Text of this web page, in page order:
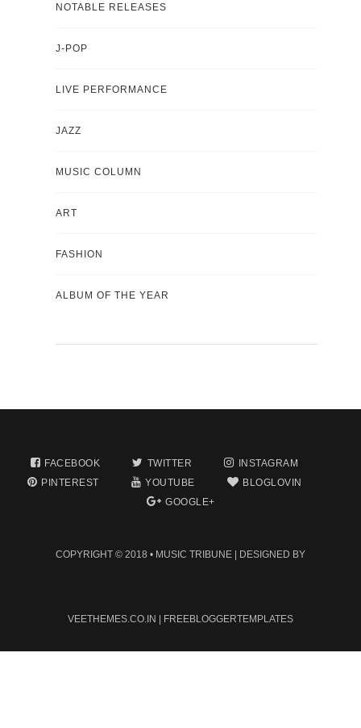
NOTABLE RELEASES
J-POP
LIVE PERFORMANCE
JAZZ
MUSIC COLUMN
ART
FASHION
ALBUM OF THE YEAR
FACEBOOK TWITTER
INSTAGRAM
PINTEREST
YOUTUBE
BLOGLOVIN
GOOGLE+
COPYRIGHT © 2018 • MUSIC TRIBUNE | DESIGNED BY
VEETHEMES.CO.IN | FREEBLOGGERTEMPLATES